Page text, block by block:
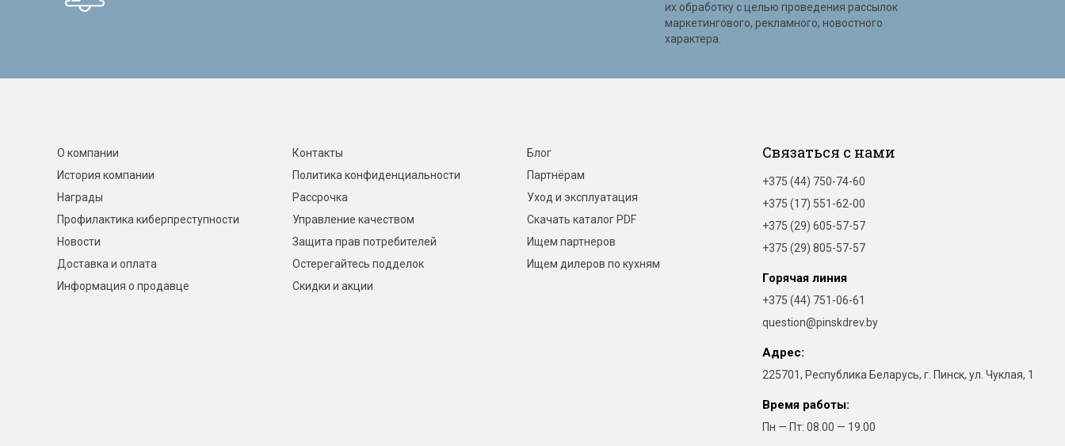
их обработку с целью проведения рассылок
маркетингового, рекламного, новостного
характера.
О компании
История компании
Награды
Профилактика киберпреступности
Новости
Доставка и оплата
Информация о продавце
Контакты
Политика конфиденциальности
Рассрочка
Управление качеством
Защита прав потребителей
Остерегайтесь подделок
Скидки и акции
Блог
Партнёрам
Уход и эксплуатация
Скачать каталог PDF
Ищем партнеров
Ищем дилеров по кухням
Связаться с нами
+375 (44) 750-74-60
+375 (17) 551-62-00
+375 (29) 605-57-57
+375 (29) 805-57-57
Горячая линия
+375 (44) 751-06-61
question@pinskdrev.by
Адрес:
225701, Республика Беларусь, г. Пинск, ул. Чуклая, 1
Время работы:
Пн — Пт: 08.00 — 19.00